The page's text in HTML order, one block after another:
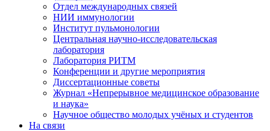
Отдел международных связей
НИИ иммунологии
Институт пульмонологии
Центральная научно-исследовательская
лаборатория
Лаборатория РИТМ
Конференции и другие мероприятия
Диссертационные советы
Журнал «Непрерывное медицинское образование
и наука»
Научное общество молодых учёных и студентов
На связи